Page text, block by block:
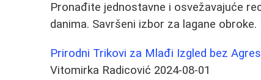
Pronađite jednostavne i osvežavajuće
danima. Savršeni izbor za lagane obroke.
Prirodni Trikovi za Mlađi Izgled bez
Vitomirka Radicović 2024-08-01